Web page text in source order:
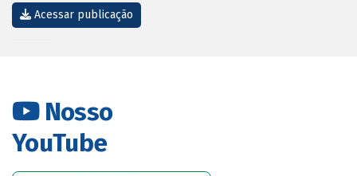
Acessar publicação
Nosso
YouTube